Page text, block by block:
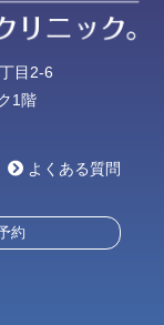
目2-6
1階
よくある質問
約